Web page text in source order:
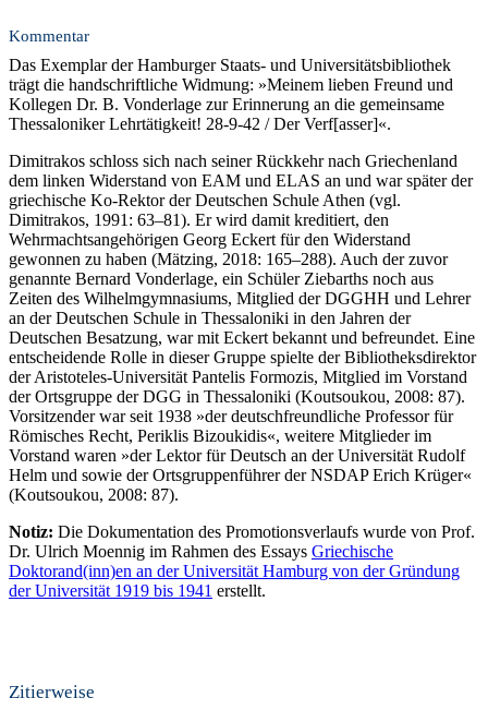
Kommentar
Das Exemplar der Hamburger Staats- und Universitätsbibliothek
trägt die handschriftliche Widmung: »Meinem lieben Freund und
Kollegen Dr. B. Vonderlage zur Erinnerung an die gemeinsame
Thessaloniker Lehrtätigkeit! 28-9-42 / Der Verf[asser]«.
Dimitrakos schloss sich nach seiner Rückkehr nach Griechenland
dem linken Widerstand von EAM und ELAS an und war später der
griechische Ko-Rektor der Deutschen Schule Athen (vgl.
Dimitrakos, 1991: 63–81). Er wird damit kreditiert, den
Wehrmachtsangehörigen Georg Eckert für den Widerstand
gewonnen zu haben (Mätzing, 2018: 165–288). Auch der zuvor
genannte Bernard Vonderlage, ein Schüler Ziebarths noch aus
Zeiten des Wilhelmgymnasiums, Mitglied der DGGHH und Lehrer
an der Deutschen Schule in Thessaloniki in den Jahren der
Deutschen Besatzung, war mit Eckert bekannt und befreundet. Eine
entscheidende Rolle in dieser Gruppe spielte der Bibliotheksdirektor
der Aristoteles-Universität Pantelis Formozis, Mitglied im Vorstand
der Ortsgruppe der DGG in Thessaloniki (Koutsoukou, 2008: 87).
Vorsitzender war seit 1938 »der deutschfreundliche Professor für
Römisches Recht, Periklis Bizoukidis«, weitere Mitglieder im
Vorstand waren »der Lektor für Deutsch an der Universität Rudolf
Helm und sowie der Ortsgruppenführer der NSDAP Erich Krüger«
(Koutsoukou, 2008: 87).
Notiz: Die Dokumentation des Promotionsverlaufs wurde von Prof.
Dr. Ulrich Moennig im Rahmen des Essays Griechische
Doktorand(inn)en an der Universität Hamburg von der Gründung
der Universität 1919 bis 1941 erstellt.
Zitierweise